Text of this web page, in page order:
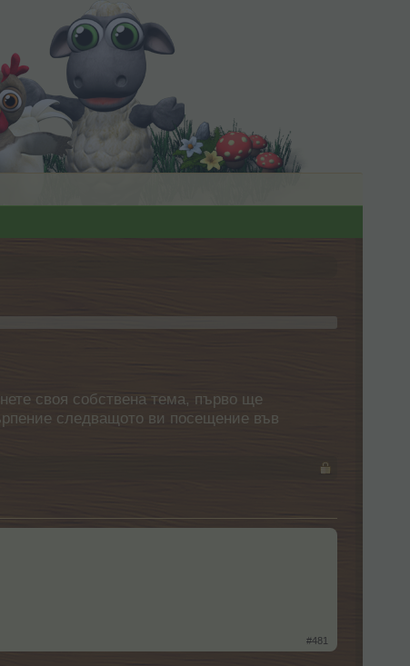
своя собствена тема, първо ще
следващото ви посещение във
#481